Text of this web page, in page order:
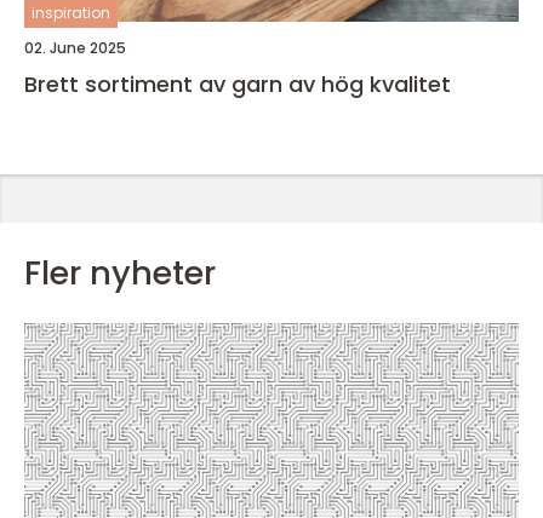
inspiration
02. June 2025
Brett sortiment av garn av hög kvalitet
Fler nyheter